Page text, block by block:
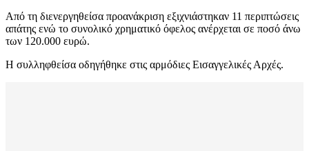
Από τη διενεργηθείσα προανάκριση εξιχνιάστηκαν 11 περιπτώσεις
απάτης ενώ το συνολικό χρηματικό όφελος ανέρχεται σε ποσό άνω
των 120.000 ευρώ.
Η συλληφθείσα οδηγήθηκε στις αρμόδιες Εισαγγελικές Αρχές.